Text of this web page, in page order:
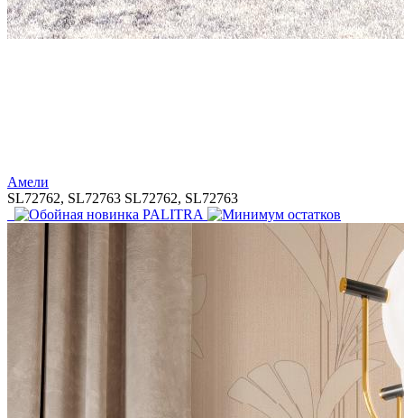
Амели
SL72762, SL72763 SL72762, SL72763